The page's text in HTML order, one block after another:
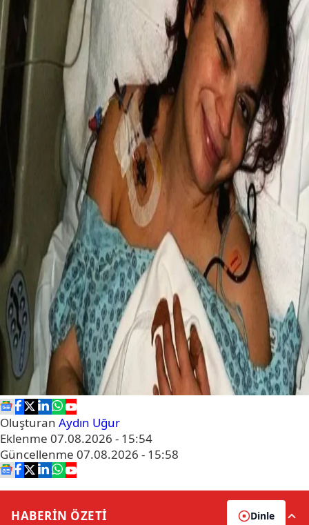
Oluşturan Aydın Uğur
Eklenme 07.08.2026 - 15:54
Güncellenme 07.08.2026 - 15:58
HABERİN ÖZETİ Dinle